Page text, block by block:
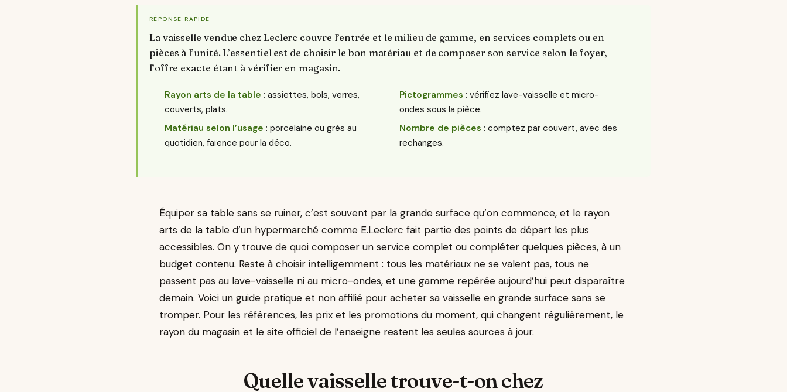
RÉPONSE RAPIDE
La vaisselle vendue chez Leclerc couvre l’entrée et le milieu de gamme, en services complets ou en
pièces à l’unité. L’essentiel est de choisir le bon matériau et de composer son service selon le foyer,
l’offre exacte étant à vérifier en magasin.
Rayon arts de la table : assiettes, bols, verres,
couverts, plats.
Matériau selon l’usage : porcelaine ou grès au
quotidien, faïence pour la déco.
Pictogrammes : vérifiez lave-vaisselle et micro-
ondes sous la pièce.
Nombre de pièces : comptez par couvert, avec des
rechanges.
Équiper sa table sans se ruiner, c’est souvent par la grande surface qu’on commence, et le rayon
arts de la table d’un hypermarché comme E.Leclerc fait partie des points de départ les plus
accessibles. On y trouve de quoi composer un service complet ou compléter quelques pièces, à un
budget contenu. Reste à choisir intelligemment : tous les matériaux ne se valent pas, tous ne
passent pas au lave-vaisselle ni au micro-ondes, et une gamme repérée aujourd’hui peut disparaître
demain. Voici un guide pratique et non affilié pour acheter sa vaisselle en grande surface sans se
tromper. Pour les références, les prix et les promotions du moment, qui changent régulièrement, le
rayon du magasin et le site officiel de l’enseigne restent les seules sources à jour.
Quelle vaisselle trouve-t-on chez